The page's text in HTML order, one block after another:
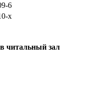
6
x
читальный зал